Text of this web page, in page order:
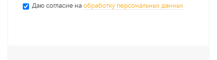
Даю согласие наобработку персональных данных